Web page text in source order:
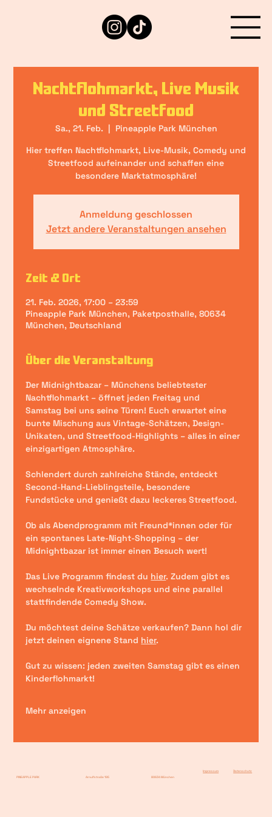
Nachtflohmarkt, Live Musik
und Streetfood
Sa., 21. Feb.
  |
Pineapple Park München
Hier treffen Nachtflohmarkt, Live-Musik, Comedy und
Streetfood aufeinander und schaffen eine
besondere Marktatmosphäre!
Anmeldung geschlossen
Jetzt andere Veranstaltungen ansehen
Zeit & Ort
21. Feb. 2026, 17:00 – 23:59
Pineapple Park München, Paketposthalle, 80634
München, Deutschland
Über die Veranstaltung
Der Midnightbazar – Münchens beliebtester
Nachtflohmarkt – öffnet jeden Freitag und
Samstag bei uns seine Türen! Euch erwartet eine
bunte Mischung aus Vintage-Schätzen, Design-
Unikaten, und Streetfood-Highlights – alles in einer
einzigartigen Atmosphäre.
Schlendert durch zahlreiche Stände, entdeckt
Second-Hand-Lieblingsteile, besondere
Fundstücke und genießt dazu leckeres Streetfood.
Ob als Abendprogramm mit Freund*innen oder für
ein spontanes Late-Night-Shopping – der
Midnightbazar ist immer einen Besuch wert!
Das Live Programm findest du hier. Zudem gibt es
wechselnde Kreativworkshops und eine parallel
stattfindende Comedy Show.
Du möchtest deine Schätze verkaufen? Dann hol dir
jetzt deinen eignene Stand hier.
Gut zu wissen: jeden zweiten Samstag gibt es einen
Kinderflohmarkt!
Mehr anzeigen
PINEAPPLE PARK Arnulfstraße 195 80634 München
Impressum Datenschutz